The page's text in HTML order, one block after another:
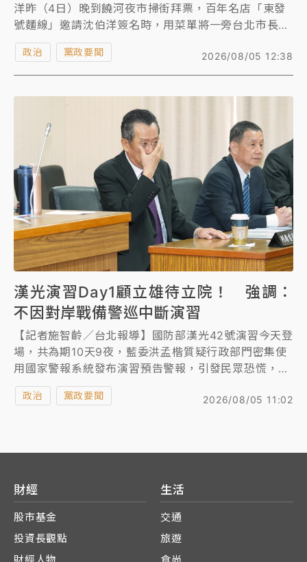
洋昨（4日）晚到饒河夜市掃街拜票，百年名店「東發
號麵線」邀請沈伯洋簽名時，用菜單將一旁台北市長蔣
萬安簽名蓋住，遭網友刷Google地圖一星負評，沈伯
洋今直指這是「紅線」，希望蔣萬安呼籲支持者不要有
這樣的行動。
2026/08/05 12:38
政治 黨政要聞
漢光演習Day1顧立雄待立院！ 強調：
不因對岸戰備警巡中斷演習
【記者施智齡／台北報導】國防部漢光42號演習今天登
場，共為期10天9夜，藍委洪孟楷質疑行政部門密集使
用國家警報系統發布演習預告警報，引發民眾恐慌，並
造成警報疲乏。實兵操演首日，國防部長顧立雄應立法
院國防委員會要求前往專報，並備質詢，無法親自坐鎮
要是透過多通道、管道傳遞資訊，讓民眾能即時掌握訊
2026/08/05 11:02
政治 黨政要聞
財經
股市基金
投資長觀點
生活
交通
旅遊